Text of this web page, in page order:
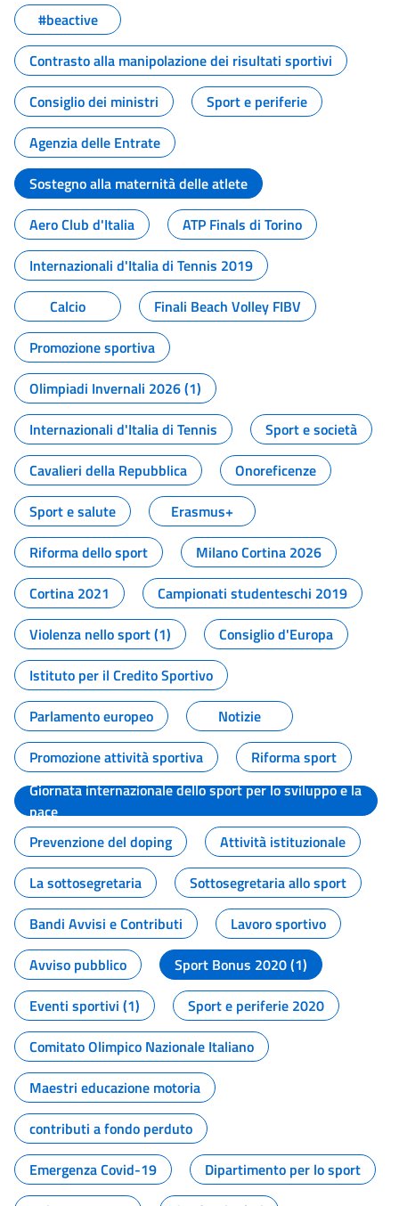
#beactive
Contrasto alla manipolazione dei risultati sportivi
Consiglio dei ministri
Sport e periferie
Agenzia delle Entrate
Sostegno alla maternità delle atlete
Aero Club d'Italia
ATP Finals di Torino
Internazionali d'Italia di Tennis 2019
Calcio
Finali Beach Volley FIBV
Promozione sportiva
Olimpiadi Invernali 2026 (1)
Internazionali d'Italia di Tennis
Sport e società
Cavalieri della Repubblica
Onoreficenze
Sport e salute
Erasmus+
Riforma dello sport
Milano Cortina 2026
Cortina 2021
Campionati studenteschi 2019
Violenza nello sport (1)
Consiglio d'Europa
Istituto per il Credito Sportivo
Parlamento europeo
Notizie
Promozione attività sportiva
Riforma sport
Giornata internazionale dello sport per lo sviluppo e la
pace
Prevenzione del doping
Attività istituzionale
La sottosegretaria
Sottosegretaria allo sport
Bandi Avvisi e Contributi
Lavoro sportivo
Avviso pubblico
Sport Bonus 2020 (1)
Eventi sportivi (1)
Sport e periferie 2020
Comitato Olimpico Nazionale Italiano
Maestri educazione motoria
contributi a fondo perduto
Emergenza Covid-19
Dipartimento per lo sport